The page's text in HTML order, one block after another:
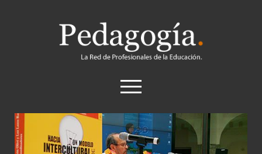
Pedagogía
abrir
el
twitter
Historia